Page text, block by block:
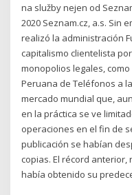
na služby nejen od
2020 Seznam.cz, a.s. Sin
realizó la administración
capitalismo clientelista
monopolios legales,
Peruana de Teléfonos a
mercado mundial que,
en la práctica se ve
operaciones en el fin de
publicación se habían
copias. El récord
había obtenido su